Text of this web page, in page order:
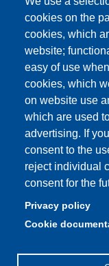
cookies on the
cookies, which
website;
easy of use
cookies, which
on website use
which are used
advertising. If
consent to the
reject individual
consent for the
Privacy policy
Cookie
Biblioteca
Quality Assurance
How to find us
Partita IVA:
Dipartimento di
Sede: Via San
Email:
Telefono: 059 205
(Amministrazione) |